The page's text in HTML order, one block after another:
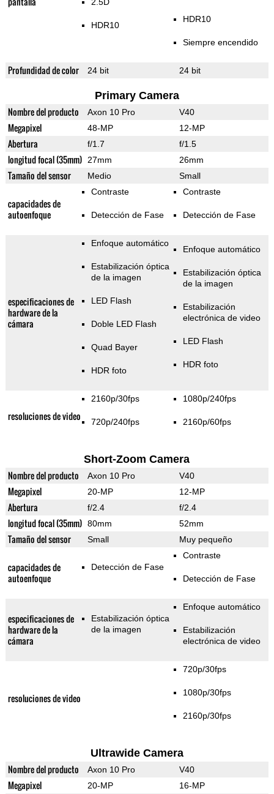
HDR10
HDR10
Siempre encendido
Profundidad de color 24 bit 24 bit
Primary Camera
Nombre del producto Axon 10 Pro V40
Megapixel 48-MP 12-MP
Abertura f/1.7 f/1.5
longitud focal (35mm) 27mm 26mm
Tamaño del sensor Medio Small
capacidades de
autoenfoque
Contraste
Detección de Fase
Contraste
Detección de Fase
especificaciones de
hardware de la
cámara
Enfoque automático
Estabilización óptica
de la imagen
LED Flash
Doble LED Flash
Quad Bayer
HDR foto
Enfoque automático
Estabilización óptica
de la imagen
Estabilización
electrónica de video
LED Flash
HDR foto
resoluciones de video
2160p/30fps
720p/240fps
1080p/240fps
2160p/60fps
Short-Zoom Camera
Nombre del producto Axon 10 Pro V40
Megapixel 20-MP 12-MP
Abertura f/2.4 f/2.4
longitud focal (35mm) 80mm 52mm
Tamaño del sensor Small Muy pequeño
capacidades de
autoenfoque
Detección de Fase
Contraste
Detección de Fase
especificaciones de
hardware de la
cámara
Estabilización óptica
de la imagen
Enfoque automático
Estabilización
electrónica de video
resoluciones de video
720p/30fps
1080p/30fps
2160p/30fps
Ultrawide Camera
Nombre del producto Axon 10 Pro V40
Megapixel 20-MP 16-MP